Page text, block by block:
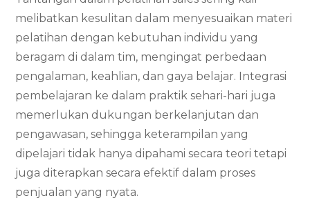
melibatkan kesulitan dalam menyesuaikan materi
pelatihan dengan kebutuhan individu yang
beragam di dalam tim, mengingat perbedaan
pengalaman, keahlian, dan gaya belajar. Integrasi
pembelajaran ke dalam praktik sehari-hari juga
memerlukan dukungan berkelanjutan dan
pengawasan, sehingga keterampilan yang
dipelajari tidak hanya dipahami secara teori tetapi
juga diterapkan secara efektif dalam proses
penjualan yang nyata.